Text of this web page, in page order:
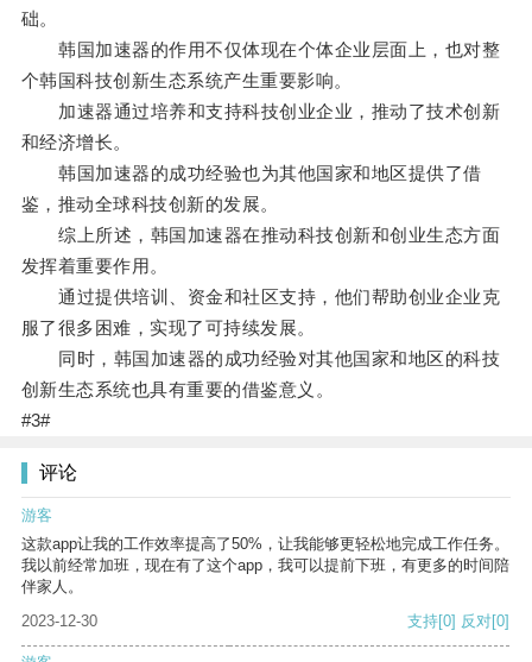
础。
韩国加速器的作用不仅体现在个体企业层面上，也对整
个韩国科技创新生态系统产生重要影响。
加速器通过培养和支持科技创业企业，推动了技术创新
和经济增长。
韩国加速器的成功经验也为其他国家和地区提供了借
鉴，推动全球科技创新的发展。
综上所述，韩国加速器在推动科技创新和创业生态方面
发挥着重要作用。
通过提供培训、资金和社区支持，他们帮助创业企业克
服了很多困难，实现了可持续发展。
同时，韩国加速器的成功经验对其他国家和地区的科技
创新生态系统也具有重要的借鉴意义。
#3#
评论
游客
这款app让我的工作效率提高了50%，让我能够更轻松地完成工作任务。
我以前经常加班，现在有了这个app，我可以提前下班，有更多的时间陪
伴家人。
2023-12-30
支持[0] 反对[0]